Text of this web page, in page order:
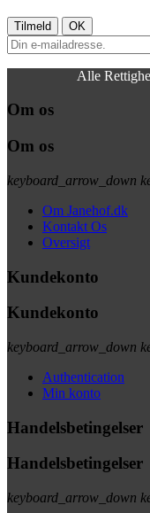
Alle
Om os
Om os
keyboard_arrow_down
Om Janehof.dk
Kontakt Os
Oversigt
Kundekonto
Kundekonto
keyboard_arrow_down
Authentication
Min konto
Handelsbetingelser
Handelsbetingelser
keyboard_arrow_down